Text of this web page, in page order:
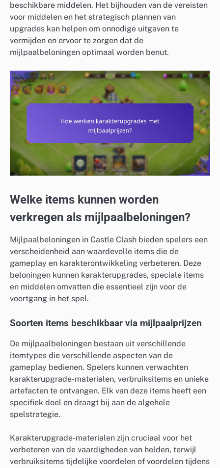
beschikbare middelen. Het bijhouden van de vereisten
voor middelen en het strategisch plannen van
upgrades kan helpen om onnodige uitgaven te
vermijden en ervoor te zorgen dat de
mijlpaalbeloningen optimaal worden benut.
Welke items kunnen worden
verkregen als mijlpaalbeloningen?
Mijlpaalbeloningen in Castle Clash bieden spelers een
verscheidenheid aan waardevolle items die de
gameplay en karakterontwikkeling verbeteren. Deze
beloningen kunnen karakterupgrades, speciale items
en middelen omvatten die essentieel zijn voor de
voortgang in het spel.
Soorten items beschikbaar via mijlpaalprijzen
De mijlpaalbeloningen bestaan uit verschillende
itemtypes die verschillende aspecten van de
gameplay bedienen. Spelers kunnen verwachten
karakterupgrade-materialen, verbruiksitems en unieke
artefacten te ontvangen. Elk van deze items heeft een
specifiek doel en draagt bij aan de algehele
spelstrategie.
Karakterupgrade-materialen zijn cruciaal voor het
verbeteren van de vaardigheden van helden, terwijl
verbruiksitems tijdelijke voordelen of voordelen tijdens